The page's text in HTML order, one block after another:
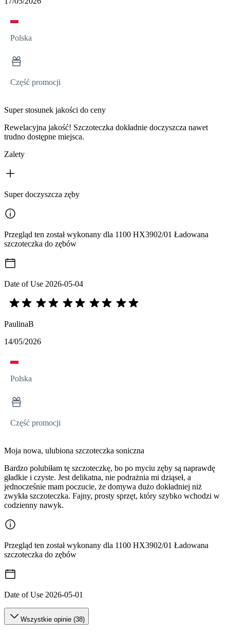
Polska
Część promocji
Super stosunek jakości do ceny
Rewelacyjna jakość! Szczoteczka dokładnie doczyszcza nawet
trudno dostępne miejsca.
Zalety
Super doczyszcza zęby
Przegląd ten został wykonany dla 1100 HX3902/01 Ładowana
szczoteczka do zębów
Date of Use 2026-05-04
PaulinaB
14/05/2026
Polska
Część promocji
Moja nowa, ulubiona szczoteczka soniczna
Bardzo polubiłam tę szczoteczkę, bo po myciu zęby są naprawdę
gładkie i czyste. Jest delikatna, nie podrażnia mi dziąseł, a
jednocześnie mam poczucie, że domywa dużo dokładniej niż
zwykła szczoteczka. Fajny, prosty sprzęt, który szybko wchodzi w
codzienny nawyk.
Przegląd ten został wykonany dla 1100 HX3902/01 Ładowana
szczoteczka do zębów
Date of Use 2026-05-01
Wszystkie opinie (38)